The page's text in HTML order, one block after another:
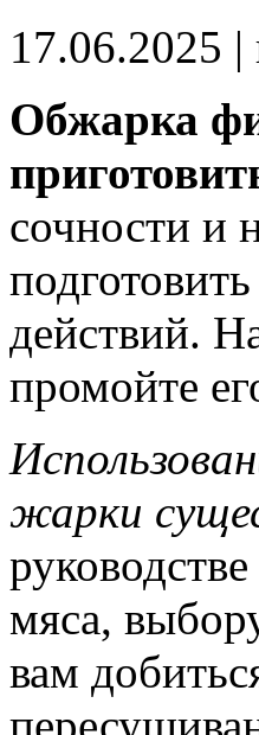
17.06.2025 |
Обжарка
сочности и
действий.
промойте
жарки
мяса,
вам